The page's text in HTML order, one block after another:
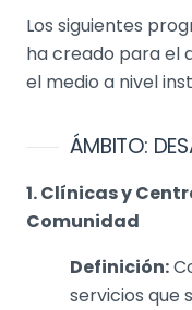
Los siguientes
ha creado para el
el medio a nivel
ÁMBITO:
1. Clínicas y
Comunidad
Definición:
servicios que